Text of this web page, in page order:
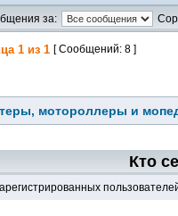
за:
1 из 1 [ Сообщений: 8 ]
мотороллеры и
Кто